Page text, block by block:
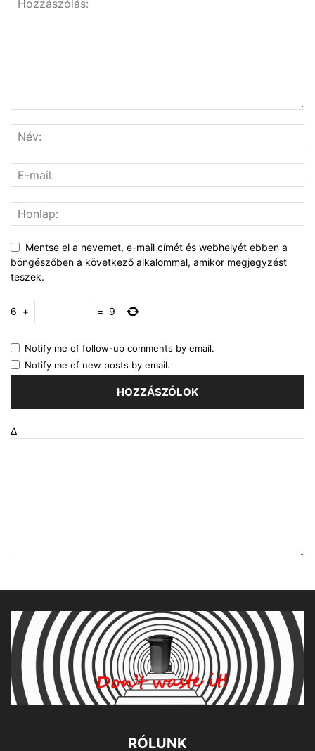
Mentse el a nevemet, e-mail címét és webhelyét ebben a
böngészőben a következő alkalommal, amikor megjegyzést
teszek.
6 + = 9
Notify me of follow-up comments by email.
Notify me of new posts by email.
Δ
RÓLUNK